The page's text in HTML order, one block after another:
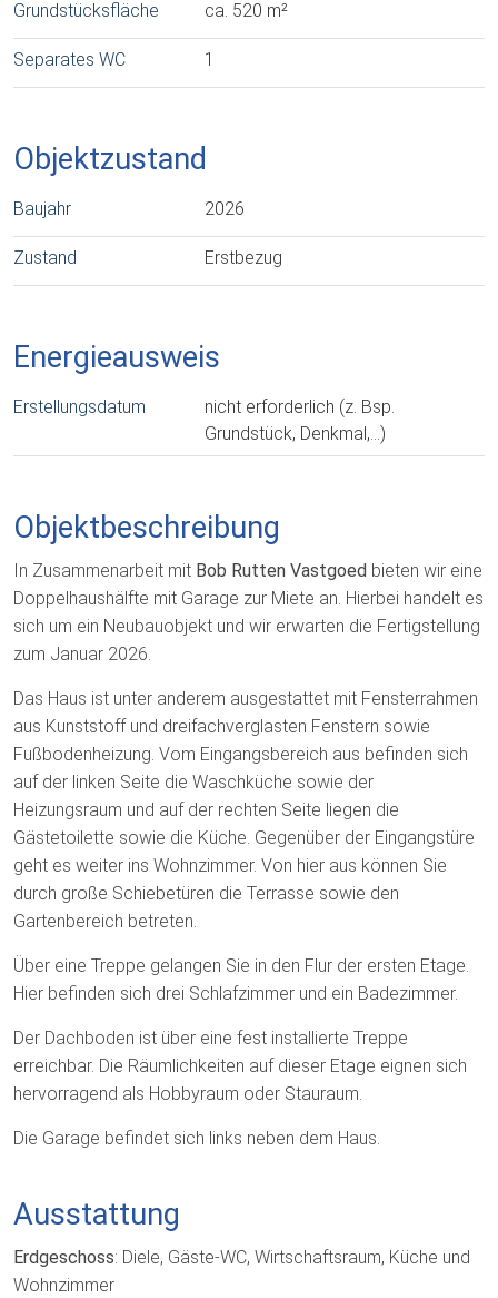
Grundstücksfläche ca. 520 m²
Separates WC 1
Objektzustand
Baujahr 2026
Zustand Erstbezug
Energieausweis
Erstellungsdatum
nicht erforderlich (z. Bsp.
Grundstück, Denkmal,…)
Objektbeschreibung
In Zusammenarbeit mit Bob Rutten Vastgoed bieten wir eine
Doppelhaushälfte mit Garage zur Miete an. Hierbei handelt es
sich um ein Neubauobjekt und wir erwarten die Fertigstellung
zum Januar 2026.
Das Haus ist unter anderem ausgestattet mit Fensterrahmen
aus Kunststoff und dreifachverglasten Fenstern sowie
Fußbodenheizung. Vom Eingangsbereich aus befinden sich
auf der linken Seite die Waschküche sowie der
Heizungsraum und auf der rechten Seite liegen die
Gästetoilette sowie die Küche. Gegenüber der Eingangstüre
geht es weiter ins Wohnzimmer. Von hier aus können Sie
durch große Schiebetüren die Terrasse sowie den
Gartenbereich betreten.
Über eine Treppe gelangen Sie in den Flur der ersten Etage.
Hier befinden sich drei Schlafzimmer und ein Badezimmer.
Der Dachboden ist über eine fest installierte Treppe
erreichbar. Die Räumlichkeiten auf dieser Etage eignen sich
hervorragend als Hobbyraum oder Stauraum.
Die Garage befindet sich links neben dem Haus.
Ausstattung
Erdgeschoss: Diele, Gäste-WC, Wirtschaftsraum, Küche und
Wohnzimmer